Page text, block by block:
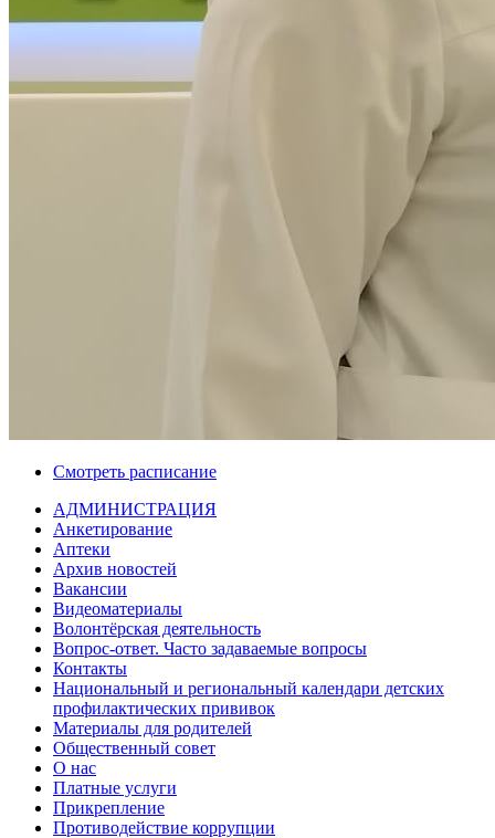
Смотреть расписание
АДМИНИСТРАЦИЯ
Анкетирование
Аптеки
Архив новостей
Вакансии
Видеоматериалы
Волонтёрская деятельность
Вопрос-ответ. Часто задаваемые вопросы
Контакты
Национальный и региональный календари детских
профилактических прививок
Материалы для родителей
Общественный совет
О нас
Платные услуги
Прикрепление
Противодействие коррупции